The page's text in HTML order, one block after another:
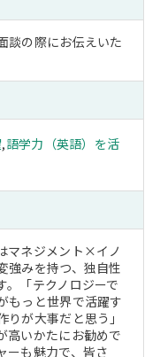
談の際にお伝えいた
,語学力（英語）を活
マネジメント×イノ
強みを持つ、独自性
。「テクノロジーで
もっと世界で活躍す
が大事だと思う」
高いかたにお勧めで
ーも魅力で、皆さ